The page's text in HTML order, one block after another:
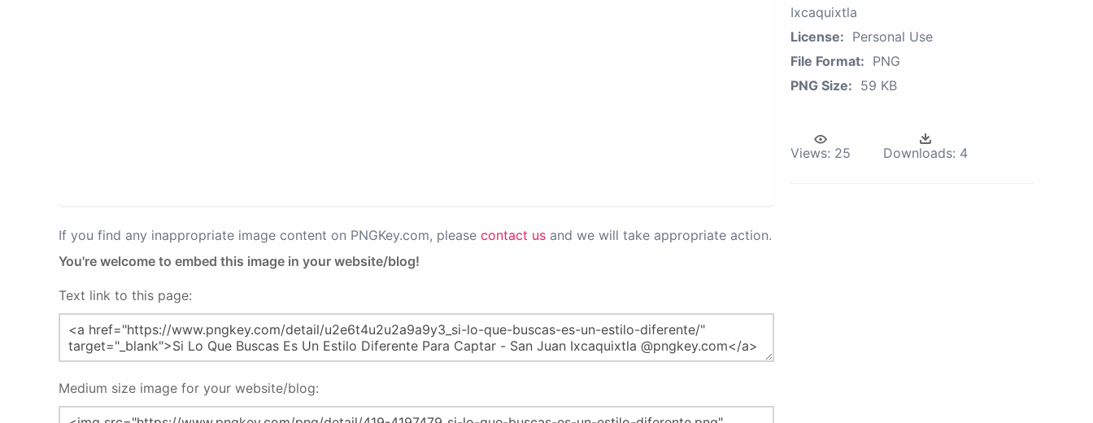
If you find any inappropriate image content on PNGKey.com, please contact us and we will take appropriate action.
You're welcome to embed this image in your website/blog!
Text link to this page:
Medium size image for your website/blog:
Ixcaquixtla
License: Personal Use
File Format: PNG
PNG Size: 59 KB
Views: 25 Downloads: 4